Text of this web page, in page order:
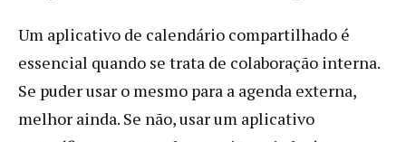
Um aplicativo de calendário compartilhado é
essencial quando se trata de colaboração interna.
Se puder usar o mesmo para a agenda externa,
melhor ainda. Se não, usar um aplicativo